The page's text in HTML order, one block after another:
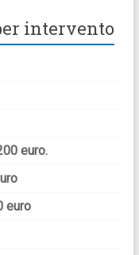
intervento
euro.
euro